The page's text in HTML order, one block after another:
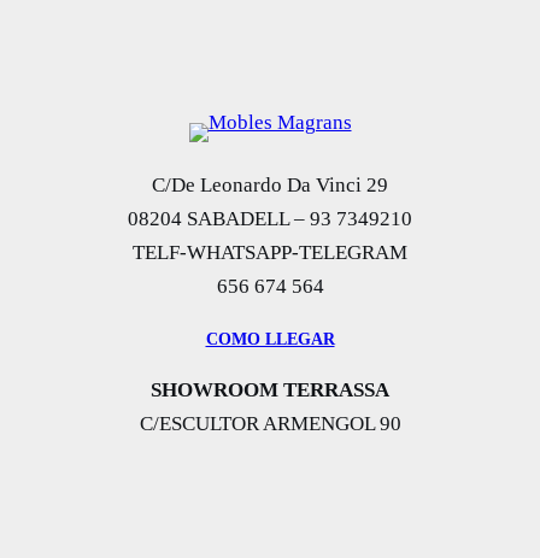
C/De Leonardo Da Vinci 29
08204 SABADELL – 93 7349210
TELF-WHATSAPP-TELEGRAM
656 674 564
COMO LLEGAR
SHOWROOM TERRASSA
C/ESCULTOR ARMENGOL 90